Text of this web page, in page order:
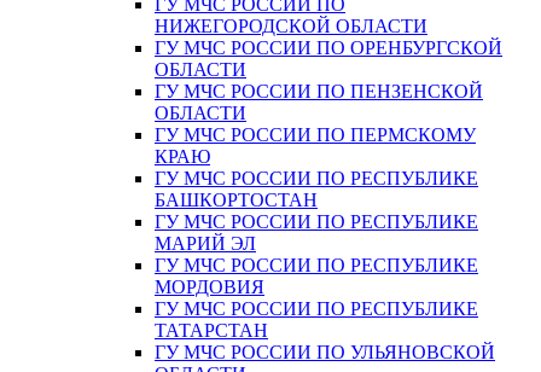
ГУ МЧС РОССИИ ПО
НИЖЕГОРОДСКОЙ ОБЛАСТИ
ГУ МЧС РОССИИ ПО ОРЕНБУРГСКОЙ
ОБЛАСТИ
ГУ МЧС РОССИИ ПО ПЕНЗЕНСКОЙ
ОБЛАСТИ
ГУ МЧС РОССИИ ПО ПЕРМСКОМУ
КРАЮ
ГУ МЧС РОССИИ ПО РЕСПУБЛИКЕ
БАШКОРТОСТАН
ГУ МЧС РОССИИ ПО РЕСПУБЛИКЕ
МАРИЙ ЭЛ
ГУ МЧС РОССИИ ПО РЕСПУБЛИКЕ
МОРДОВИЯ
ГУ МЧС РОССИИ ПО РЕСПУБЛИКЕ
ТАТАРСТАН
ГУ МЧС РОССИИ ПО УЛЬЯНОВСКОЙ